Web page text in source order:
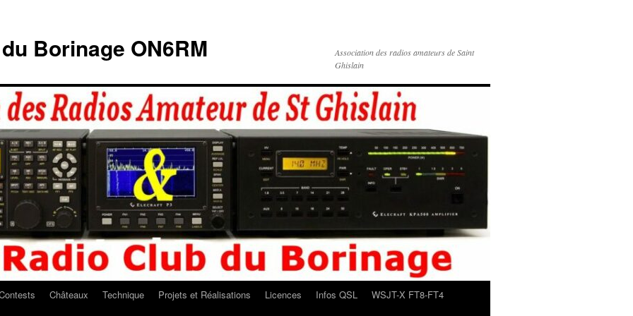
Borinage ON6RM
Association des radios amateurs de Saint
Ghislain
Châteaux Technique Projets et Réalisations Licences Infos QSL
WSJT-X FT8-FT4